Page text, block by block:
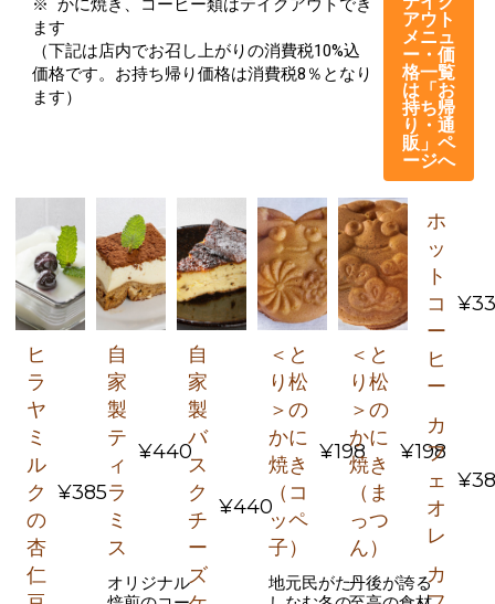
※ かに焼き、コーヒー類はテイクアウトでき
ます
（下記は店内でお召し上がりの消費税10%込
価格です。お持ち帰り価格は消費税8％となり
ます）
アウト
メニュ
ー・価
格一覧
は「お
持ち帰
り・通
販」ペ
ージへ
ヒ
ラ
ヤ
ミ
ル
ク
の
杏
仁
¥385
自
家
製
テ
ィ
ラ
ミ
ス
¥440
オリジナル
自
家
製
バ
ス
ク
チ
ー
ズ
¥440
＜と
り松
＞の
かに
焼き
（コ
ッペ
子）
¥198
地元民がた
＜と
り松
＞の
かに
焼き
（ま
っつ
ん）
¥198
丹後が誇る
ホ
ッ
ト
コ
ー
ヒ
ー
カ
フ
ェ
オ
レ
カ